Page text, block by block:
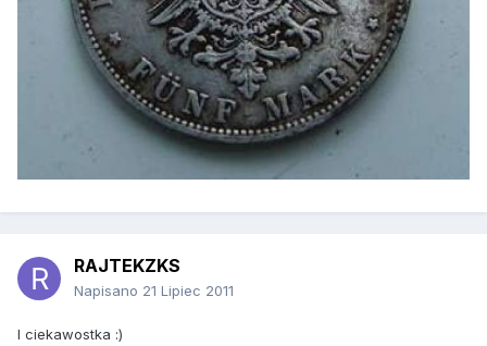
RAJTEKZKS
Napisano 21 Lipiec 2011
I ciekawostka :)